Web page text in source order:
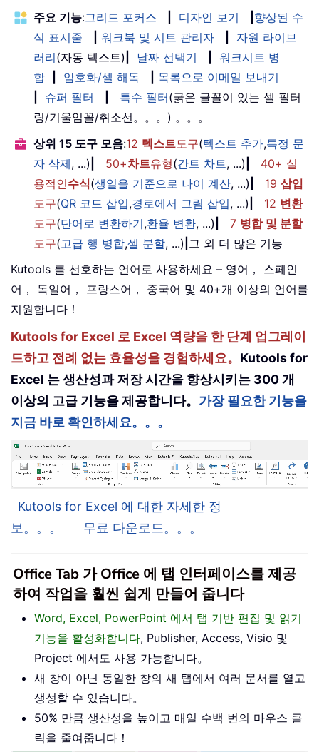
주요 기능:그리드 포커스 디자인 보기
향상된 수
식 표시줄
워크북 및 시트 관리자
자원 라이브
러리(자동 텍스트) 날짜 선택기
워크시트 병
합
암호화/셀 해독
목록으로 이메일 보내기
슈퍼 필터 특수 필터(굵은 글꼴이 있는 셀 필터
링/기울임꼴/취소선。。。) 。。。
상위 15 도구 모음:12 텍스트도구(텍스트 추가,특정 문
자 삭제, ...) 50+차트유형(간트 차트, ...)
40+ 실
용적인수식(생일을 기준으로 나이 계산, ...) 19 삽입
도구(QR 코드 삽입,경로에서 그림 삽입, ...) 12 변환
도구(단어로 변환하기,환율 변환, ...) 7 병합 및 분할
도구(고급 행 병합,셀 분할, ...) 그 외 더 많은 기능
Kutools 를 선호하는 언어로 사용하세요 – 영어， 스페인
어， 독일어， 프랑스어， 중국어 및 40+개 이상의 언어를
지원합니다！
Kutools for Excel 로 Excel 역량을 한 단계 업그레이
드하고 전례 없는 효율성을 경험하세요。 Kutools for
Excel 는 생산성과 저장 시간을 향상시키는 300 개
이상의 고급 기능을 제공합니다。 가장 필요한 기능을
지금 바로 확인하세요。。。
Kutools for Excel 에 대한 자세한 정
보。。。
무료 다운로드。。。
Office Tab 가 Office 에 탭 인터페이스를 제공
하여 작업을 훨씬 쉽게 만들어 줍니다
Word, Excel, PowerPoint 에서 탭 기반 편집 및 읽기
기능을 활성화합니다, Publisher, Access, Visio 및
Project 에서도 사용 가능합니다。
새 창이 아닌 동일한 창의 새 탭에서 여러 문서를 열고
생성할 수 있습니다。
50% 만큼 생산성을 높이고 매일 수백 번의 마우스 클
릭을 줄여줍니다！